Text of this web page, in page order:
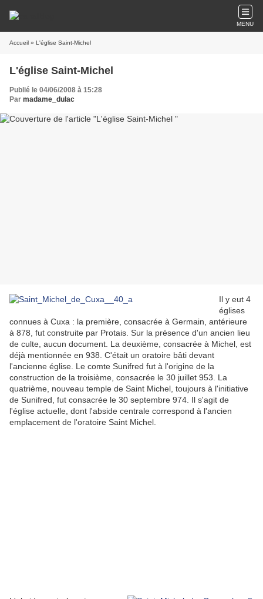
MENU
Accueil » L'église Saint-Michel
L'église Saint-Michel
Publié le 04/06/2008 à 15:28
Par madame_dulac
Il y eut 4
églises
connues à Cuxa : la première, consacrée à Germain, antérieure
à 878, fut construite par Protais. Sur la présence d'un ancien lieu
de culte, aucun document. La deuxième, consacrée à Michel, est
déjà mentionnée en 938. C'était un oratoire bâti devant
l'ancienne église. Le comte Sunifred fut à l'origine de la
construction de la troisième, consacrée le 30 juillet 953. La
quatrième, nouveau temple de Saint Michel, toujours à l'initiative
de Sunifred, fut consacrée le 30 septembre 974. Il s'agit de
l'église actuelle, dont l'abside centrale correspond à l'ancien
emplacement de l'oratoire Saint Michel.